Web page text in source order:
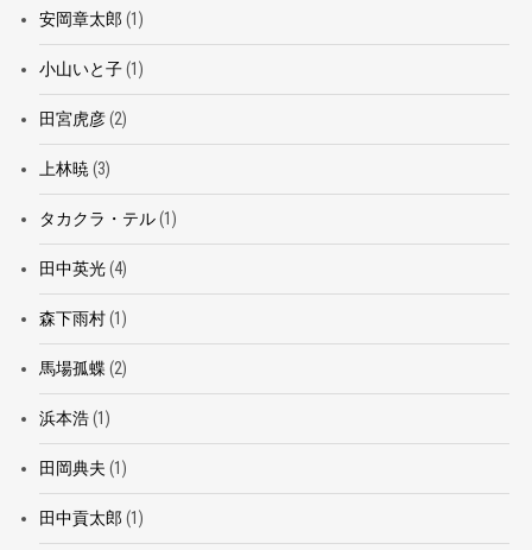
安岡章太郎 (1)
小山いと子(1)
田宮虎彦(2)
上林暁(3)
タカクラ・テル(1)
田中英光(4)
森下雨村(1)
馬場孤蝶 (2)
浜本浩(1)
田岡典夫 (1)
田中貢太郎 (1)